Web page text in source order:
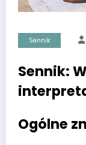
Sennik
Sennik:
Ogólne